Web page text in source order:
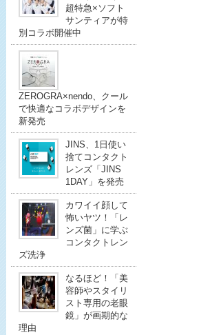
超特急×ソフト
サンティアが特
別コラボ開催中
ZEROGRA×nendo、クール
で快適なコラボデザインを
新発売
JINS、1日使い
捨てコンタクト
レンズ「JINS
1DAY」を発売
カワイイ顔して
怖いヤツ！「レ
ンズ菌」に学ぶ
コンタクトレン
ズ洗浄
なるほど！「美
容師やスタイリ
スト専用の老眼
鏡」が画期的な
理由